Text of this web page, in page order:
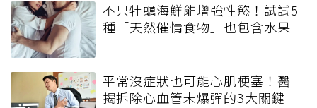
不只牡蠣海鮮能增強性慾！試試5
種「天然催情食物」也包含水果
平常沒症狀也可能心肌梗塞！醫
揭拆除心血管未爆彈的3大關鍵